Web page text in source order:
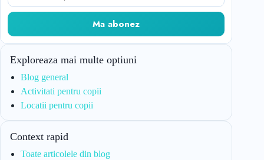
Ma abonez
Exploreaza mai multe optiuni
Blog general
Activitati pentru copii
Locatii pentru copii
Context rapid
Toate articolele din blog